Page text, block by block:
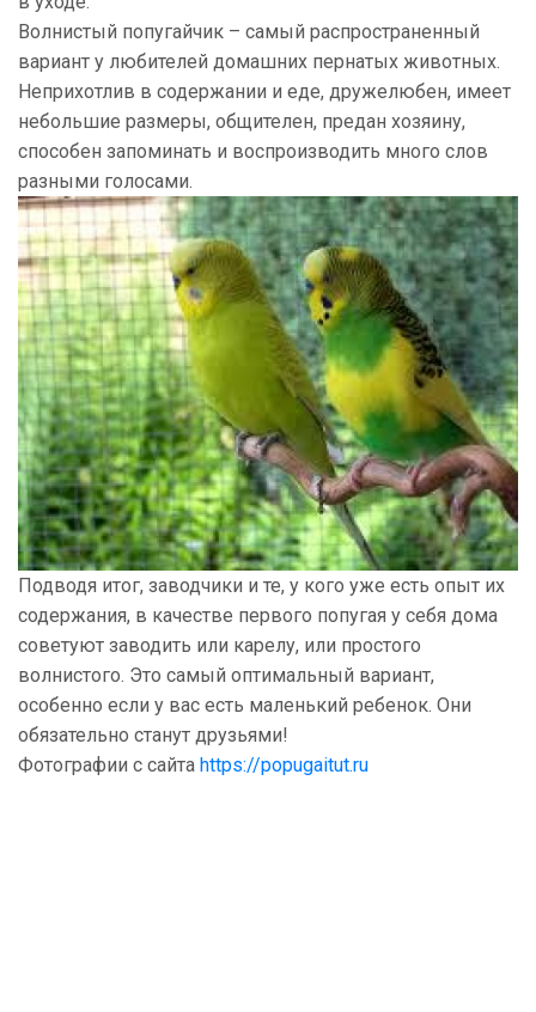
Волнистый попугайчик – самый распространенный
вариант у любителей домашних пернатых животных.
Неприхотлив в содержании и еде, дружелюбен, имеет
небольшие размеры, общителен, предан хозяину,
способен запоминать и воспроизводить много слов
разными голосами.
Подводя итог, заводчики и те, у кого уже есть опыт их
содержания, в качестве первого попугая у себя дома
советуют заводить или карелу, или простого
волнистого. Это самый оптимальный вариант,
особенно если у вас есть маленький ребенок. Они
обязательно станут друзьями!
Фотографии с сайта https://popugaitut.ru